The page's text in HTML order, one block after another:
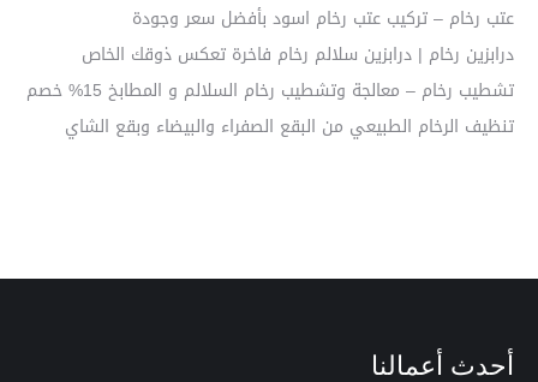
عتب رخام – تركيب عتب رخام اسود بأفضل سعر وجودة
درابزين رخام | درابزين سلالم رخام فاخرة تعكس ذوقك الخاص
تشطيب رخام – معالجة وتشطيب رخام السلالم و المطابخ 15% خصم
تنظيف الرخام الطبيعي من البقع الصفراء والبيضاء وبقع الشاي
أحدث أعمالنا